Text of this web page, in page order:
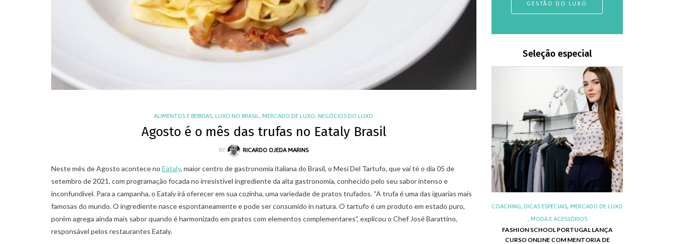
ALIMENTOS E BEBIDAS,LUXO NO BRASIL,MERCADO DE LUXO,NEGÓCIOS DO LUXO
Agosto é o mês das trufas no Eataly Brasil
BY RICARDO OJEDA MARINS
Neste mês de Agosto acontece no Eataly, maior centro de gastronomia italiana do Brasil, o Mesi Del Tartufo, que vai té o dia 05 de
setembro de 2021, com programação focada no irresistível ingrediente da alta gastronomia, conhecido pelo seu sabor intenso e
inconfundível. Para a campanha, o Eataly irá oferecer em sua cozinha, uma variedade de pratos trufados. “A trufa é uma das iguarias mais
famosas do mundo. O ingrediente nasce espontaneamente e pode ser consumido in natura. O tartufo é um produto em estado puro,
porém agrega ainda mais sabor quando é harmonizado em pratos com elementos complementares”, explicou o Chef José Barattino,
responsável pelos restaurantes Eataly.
GESTÃO DO LUXO
Seleção especial
ARTIGOS,LUXO NO BRASIL,MERCADO DE LUXO,
NEGÓCIOS DO LUXO,VAREJO DE LUXO
RECRUTAMENTO NO VAREJO DE LUXO: A
LUXO NO BRASIL,MERCADO DE LUXO
6 COMPORTAMENTOS ESSENCIAIS PARA
COACHING,DICAS ESPECIAIS,LUXO
MERCADO DE LUXO, NEGÓCIOS DO LUXO
COACHING, DICAS ESPECIAIS, MERCADO DE LUXO
, MODA E ACESSÓRIOS
FASHION SCHOOL PORTUGAL LANÇA
CURSO ONLINE COM MENTORIA DE